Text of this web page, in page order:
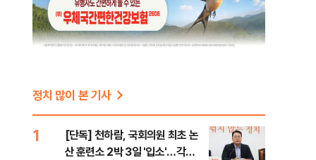
정치 많이 본 기사
1
[단독] 천하람, 국회의원 최초 논
산 훈련소 2박 3일 '입소'…각개